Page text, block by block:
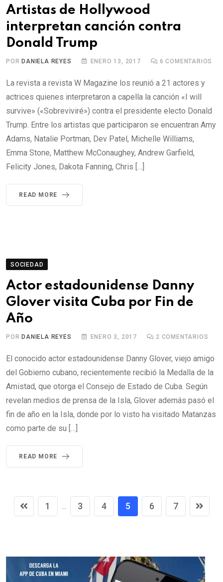
Artistas de Hollywood
interpretan canción contra
Donald Trump
POR DANIELA REYES ENERO 13, 2017 6 COMENTARIOS
La revista a revista W Magazine los reunió a 21 actores y
actrices quienes interpretaron a capella la canción «I will
survive» («Sobreviviré») contra el presidente electo Donald
Trump. Entre los artistas que participaron se encuentran Amy
Adams, Natalie Portman, Dev Patel, Michelle Williams,
Emma Stone, Matthew McConaughey, Andrew Garfield,
Felicity Jones, Dakota Fanning, Chris […]
READ MORE
SOCIEDAD
Actor estadounidense Danny
Glover visita Cuba por Fin de
Año
POR DANIELA REYES ENERO 3, 2017 2 COMENTARIOS
El conocido actor estadounidense Danny Glover, viejo amigo
del Gobierno cubano, recientemente recibió la Medalla de la
Amistad, que otorga el Consejo de Estado de Cuba. Según
revelan medios de prensa de la Isla, Glover además pasó el
fin de año en la Isla, donde por lo visto ha visitado Matanzas
como parte de su […]
READ MORE
1 ... 3 4 5 6 7